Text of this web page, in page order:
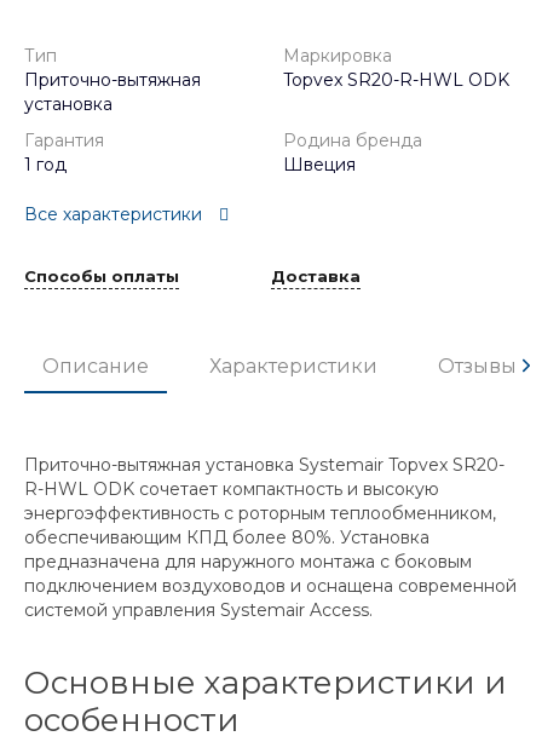
Тип
Приточно-вытяжная
установка
Маркировка
Topvex SR20-R-HWL ODK
Гарантия
1 год
Родина бренда
Швеция
Все характеристики
Способы оплаты Доставка
Описание Характеристики Отзывы
Приточно-вытяжная установка Systemair Topvex SR20-
R-HWL ODK сочетает компактность и высокую
энергоэффективность с роторным теплообменником,
обеспечивающим КПД более 80%. Установка
предназначена для наружного монтажа с боковым
подключением воздуховодов и оснащена современной
системой управления Systemair Access.
Основные характеристики и
особенности